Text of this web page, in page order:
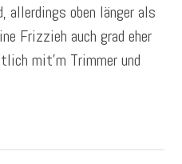
allerdings oben länger als
Frizzieh auch grad eher
mit’m Trimmer und